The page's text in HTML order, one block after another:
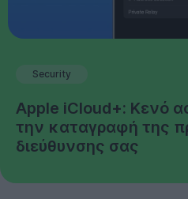
Security
Apple iCloud+: Κενό
την καταγραφή της
διεύθυνσης σας